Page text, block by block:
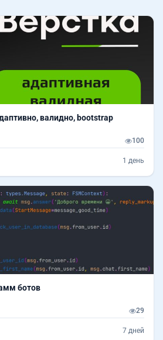
валидно, bootstrap
100
1 день
ботов
29
7 дней